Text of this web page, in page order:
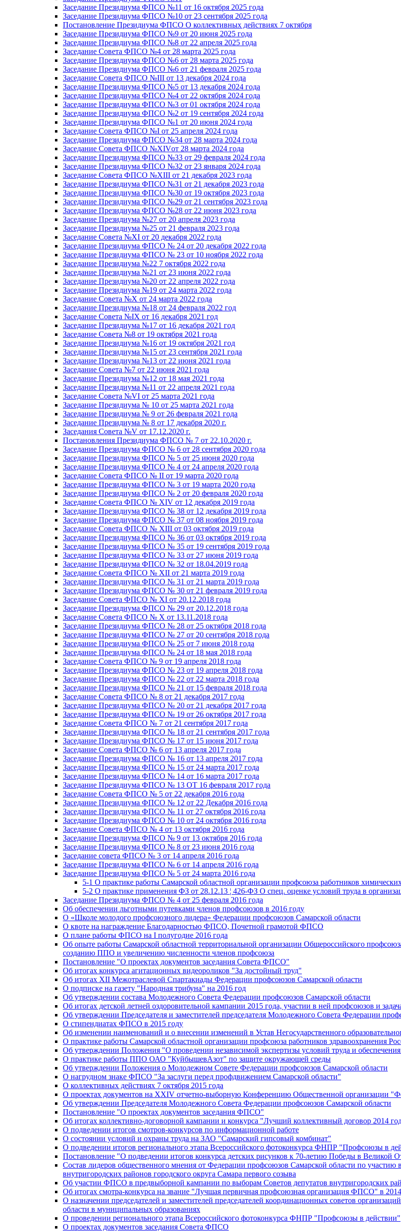
Заседание Президиума ФПСО №11 от 16 октября 2025 года
Заседание Президиума ФПСО №10 от 23 сентября 2025 года
Постановление Президиума ФПСО О коллективных действиях 7 октября
Заседание Президиума ФПСО №9 от 20 июня 2025 года
Заседание Президиума ФПСО №8 от 22 апреля 2025 года
Заседание Совета ФПСО №4 от 28 марта 2025 года
Заседание Президиума ФПСО №6 от 28 марта 2025 года
Заседание Президиума ФПСО №6 от 21 февраля 2025 года
Заседание Совета ФПСО №III от 13 декабря 2024 года
Заседание Президиума ФПСО №5 от 13 декабря 2024 года
Заседание Президиума ФПСО №4 от 22 октября 2024 года
Заседание Президиума ФПСО №3 от 01 октября 2024 года
Заседание Президиума ФПСО №2 от 19 сентября 2024 года
Заседание Президиума ФПСО №1 от 20 июня 2024 года
Заседание Совета ФПСО №I от 25 апреля 2024 года
Заседание Президиума ФПСО №34 от 28 марта 2024 года
Заседание Совета ФПСО №XIVот 28 марта 2024 года
Заседание Президиума ФПСО №33 от 29 февраля 2024 года
Заседание Президиума ФПСО №32 от 23 января 2024 года
Заседание Совета ФПСО №XIII от 21 декабря 2023 года
Заседание Президиума ФПСО №31 от 21 декабря 2023 года
Заседание Президиума ФПСО №30 от 19 октября 2023 года
Заседание Президиума ФПСО №29 от 21 сентября 2023 года
Заседание Президиума ФПСО №28 от 22 июня 2023 года
Заседание Президиума №27 от 20 апреля 2023 года
Заседание Президиума №25 от 21 февраля 2023 года
Заседание Совета №XI от 20 декабря 2022 года
Заседание Президиума ФПСО № 24 от 20 декабря 2022 года
Заседание Президиума ФПСО № 23 от 10 ноября 2022 года
Заседание Президиума №22 7 октября 2022 года
Заседание Президиума №21 от 23 июня 2022 года
Заседание Президиума №20 от 22 апреля 2022 года
Заседание Президиума №19 от 24 марта 2022 года
Заседание Совета №X от 24 марта 2022 года
Заседание Президиума №18 от 24 февраля 2022 год
Заседание Совета №IX от 16 декабря 2021 год
Заседание Президиума №17 от 16 декабря 2021 год
Заседание Совета №8 от 19 октября 2021 года
Заседание Президиума №16 от 19 октября 2021 год
Заседание Президиума №15 от 23 сентября 2021 года
Заседание Президиума №13 от 22 июня 2021 года
Заседание Совета №7 от 22 июня 2021 года
Заседание Президиума №12 от 18 мая 2021 года
Заседание Президиума №11 от 22 апреля 2021 года
Заседание Совета №VI от 25 марта 2021 года
Заседание Президиума № 10 от 25 марта 2021 года
Заседание Президиума № 9 от 26 февраля 2021 года
Заседание Президиума № 8 от 17 декабря 2020 г.
Заседания Совета №V от 17.12.2020 г.
Постановления Президиума ФПСО № 7 от 22.10.2020 г.
Заседание Президиума ФПСО № 6 от 28 сентября 2020 года
Заседание Президиума ФПСО № 5 от 25 июня 2020 года
Заседание Президиума ФПСО № 4 от 24 апреля 2020 года
Заседание Совета ФПСО № II от 19 марта 2020 года
Заседание Президиума ФПСО № 3 от 19 марта 2020 года
Заседание Президиума ФПСО № 2 от 20 февраля 2020 года
Заседание Совета ФПСО № XIV от 12 декабря 2019 года
Заседание Президиума ФПСО № 38 от 12 декабря 2019 года
Заседание Президиума ФПСО № 37 от 08 ноября 2019 года
Заседание Совета ФПСО № XIII от 03 октября 2019 года
Заседание Президиума ФПСО № 36 от 03 октября 2019 года
Заседание Президиума ФПСО № 35 от 19 сентября 2019 года
Заседание Президиума ФПСО № 33 от 27 июня 2019 года
Заседание Президиума ФПСО № 32 от 18.04.2019 года
Заседание Совета ФПСО № XII от 21 марта 2019 года
Заседание Президиума ФПСО № 31 от 21 марта 2019 года
Заседание Президиума ФПСО № 30 от 21 февраля 2019 года
Заседание Совета ФПСО № XI от 20.12.2018 года
Заседание Президиума ФПСО № 29 от 20.12.2018 года
Заседание Совета ФПСО № X от 13.11.2018 года
Заседание Президиума ФПСО № 28 от 25 октября 2018 года
Заседание Президиума ФПСО № 27 от 20 сентября 2018 года
Заседание Президиума ФПСО № 25 от 7 июня 2018 года
Заседание Президиума ФПСО № 24 от 18 мая 2018 года
Заседание Совета ФПСО № 9 от 19 апреля 2018 года
Заседание Президиума ФПСО № 23 от 19 апреля 2018 года
Заседание Президиума ФПСО № 22 от 22 марта 2018 года
Заседание Президиума ФПСО № 21 от 15 февраля 2018 года
Заседание Совета ФПСО № 8 от 21 декабря 2017 года
Заседание Президиума ФПСО № 20 от 21 декабря 2017 года
Заседание Президиума ФПСО № 19 от 26 октября 2017 года
Заседание Совета ФПСО № 7 от 21 сентября 2017 года
Заседание Президиума ФПСО № 18 от 21 сентября 2017 года
Заседание Президиума ФПСО № 17 от 15 июня 2017 года
Заседание Совета ФПСО № 6 от 13 апреля 2017 года
Заседание Президиума ФПСО № 16 от 13 апреля 2017 года
Заседание Президиума ФПСО № 15 от 24 марта 2017 года
Заседание Президиума ФПСО № 14 от 16 марта 2017 года
Заседание Президиума ФПСО № 13 ОТ 16 февраля 2017 года
Заседание Совета ФПСО № 5 от 22 декабря 2016 года
Заседание Президиума ФПСО № 12 от 22 Декабря 2016 года
Заседание Президиума ФПСО № 11 от 27 октября 2016 года
Заседание Президиума ФПСО № 10 от 24 октября 2016 года
Заседание Совета ФПСО № 4 от 13 октября 2016 года
Заседание Президиума ФПСО № 9 от 13 октября 2016 года
Заседание Президиума ФПСО № 8 от 23 июня 2016 года
Заседание совета ФПСО № 3 от 14 апреля 2016 года
Заседание Президиума ФПСО № 6 от 14 апреля 2016 года
Заседание Президиума ФПСО № 5 от 24 марта 2016 года
5-1 О практике работы Самарской областной организации профсоюза работников
5-2 О практике применения ФЗ от 28.12.13 ¦ 426-ФЗ О спец. оценке условий труда в
Заседание Президиума ФПСО № 4 от 25 февраля 2016 года
Об обеспечении льготными путевками членов профсоюзов в 2016 году
О «Школе молодого профсоюзного лидера» Федерации профсоюзов Самарской области
О квоте на награждение Благодарностью ФПСО, Почетной грамотой ФПСО
О плане работы ФПСО на I полугодие 2016 года
Об опыте работы Самарской областной территориальной организации Общероссийского
созданию ППО и увеличению численности членов профсоюза
Постановление "О проектах документов заседания Совета ФПСО"
Об итогах конкурса агитационных видеороликов "За достойный труд"
Об итогах XII Межотраслевой Спартакиады Федерации профсоюзов Самарской области
О подписке на газету "Народная трибуна" на 2016 год
Об утверждении состава Молодежного Совета Федерации профсоюзов Самарской области
Об итогах детской летней оздоровительной кампании 2015 года, участии в ней профсоюзов и
Об утверждении Председателя и заместителей председателя Молодежного Совета Федерации
О стипендиатах ФПСО в 2015 году
Об изменении наименований и о внесении изменений в Устав Негосударственного
О практике работы Самарской областной организации профсоюза работников здравоохранения
Об утверждении Положения "О проведении независимой экспертизы условий труда и обеспечения
О практике работы ППО ОАО "КуйбышевАзот" по защите окружающей среды
Об утверждении Положения о Молодежном Совете Федерации профсоюзов Самарской области
О нагрудном знаке ФПСО "За заслуги перед профдвижением Самарской области"
О коллективных действиях 7 октября 2015 года
О проектах документов на XXIV отчетно-выборную Конференцию Общественной организации
Об утверждении Председателя Молодежного Совета Федерации профсоюзов Самарской области
Постановление "О проектах документов заседания ФПСО"
Об итогах коллективно-договорной кампании и конкурса "Лучший коллективный договор 2014
О подведении итогов смотров-конкурсов по информационной работе
О состоянии условий и охраны труда на ЗАО "Самарский гипсовый комбинат"
О подведении итогов регионального этапа Всероссийского фотоконкурса ФНПР "Профсоюзы в
Постановление "О подведении итогов конкурса детских рисунков к 70-летию Победы в Великой
Состав лидеров общественного мнения от Федерации профсоюзов Самарской области по
внутригородских районов городского округа Самара первого созыва
Об участии ФПСО в предвыборной кампании по выборам Советов депутатов внутригородских
Об итогах смотра-конкурса на звание "Лучшая первичная профсоюзная организация ФПСО" в
О назначении председателей и заместителей председателей координационных советов
области в муниципальных образованиях
О проведении регионального этапа Всероссийского фотоконкурса ФНПР "Профсоюзы в действии"
О проектах документов заседания Совета ФПСО